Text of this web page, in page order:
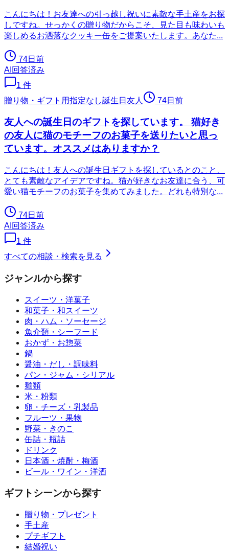
こんにちは！お友達への引っ越し祝いに素敵な手土産をお探
しですね。せっかくの贈り物だからこそ、見た目も味わいも
楽しめるお洒落なクッキー缶をご提案いたします。あなた...
74日前
AI回答済み
1 件
贈り物・ギフト用指定なし誕生日 友人 74日前
友人への誕生日のギフトを探しています。 猫好き
の友人に猫のモチーフのお菓子を送りたいと思っ
ています。オススメはありますか？
こんにちは！友人への誕生日ギフトを探しているとのこと、
とても素敵なアイデアですね。猫が好きなお友達に合う、可
愛い猫モチーフのお菓子を集めてみました。どれも特別な...
74日前
AI回答済み
1 件
すべての相談・検索を見る
ジャンルから探す
スイーツ・洋菓子
和菓子・和スイーツ
肉・ハム・ソーセージ
魚介類・シーフード
おかず・お惣菜
鍋
醤油・だし・調味料
パン・ジャム・シリアル
麺類
米・粉類
卵・チーズ・乳製品
フルーツ・果物
野菜・きのこ
缶詰・瓶詰
ドリンク
日本酒・焼酎・梅酒
ビール・ワイン・洋酒
ギフトシーンから探す
贈り物・プレゼント
手土産
プチギフト
結婚祝い